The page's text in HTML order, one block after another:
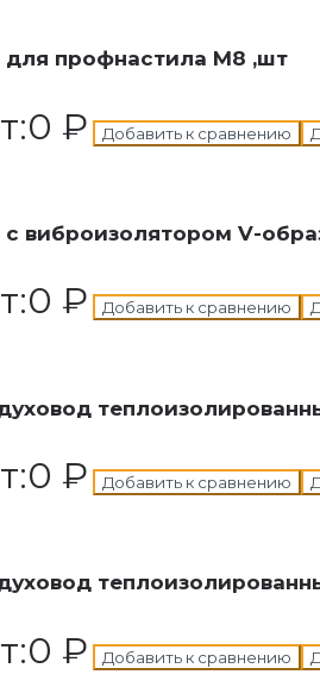
для профнастила М8 ,шт
0 ₽ Добавить к сравнению
виброизолятором V-
0 ₽ Добавить к сравнению
0 ₽ Добавить к сравнению
0 ₽ Добавить к сравнению